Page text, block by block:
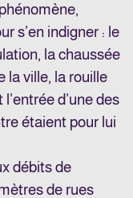
s’en indigner : le
la chaussée
la ville, la rouille
d’une des
étaient pour lui
débits de
de rues